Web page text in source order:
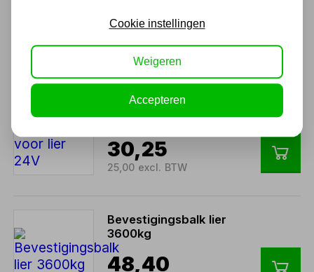
47,80
Draadloze bediening voor
lier 24V
30,25
25,00 excl. BTW
Bevestigingsbalk lier
3600kg
48,40
Cookie instellingen
Weigeren
Accepteren